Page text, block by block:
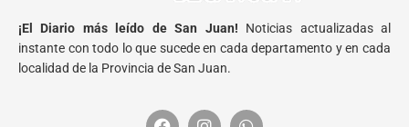
¡El Diario más leído de San Juan! Noticias actualizadas al
instante con todo lo que sucede en cada departamento y en cada
localidad de la Provincia de San Juan.